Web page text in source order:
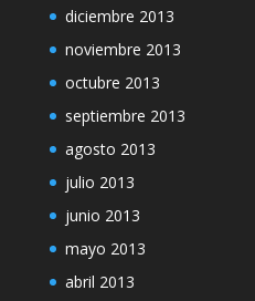
diciembre 2013
noviembre 2013
octubre 2013
septiembre 2013
agosto 2013
julio 2013
junio 2013
mayo 2013
abril 2013